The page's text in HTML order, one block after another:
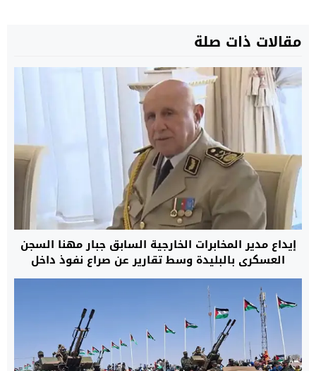
مقالات ذات صلة
إيداع مدير المخابرات الخارجية السابق جبار مهنا السجن
العسكري بالبليدة وسط تقارير عن صراع نفوذ داخل
النظام الجزائري